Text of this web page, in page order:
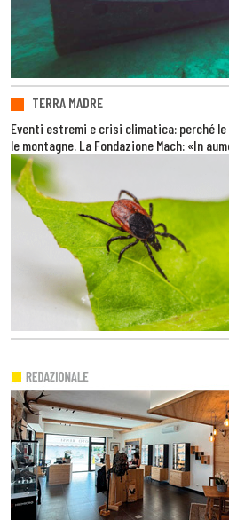
TERRA MADRE
Eventi estremi e crisi climatica: perché
le montagne. La Fondazione Mach: «In